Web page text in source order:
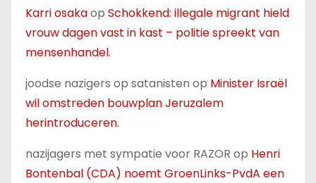
Karri osakaop Schokkend: illegale migrant hield
vrouw dagen vast in kast – politie spreekt van
mensenhandel.
joodse nazigers op satanisten op Minister Israël
wil omstreden bouwplan Jeruzalem
herintroduceren.
nazijagers met sympatie voor RAZOR op Henri
Bontenbal (CDA) noemt GroenLinks-PvdA een